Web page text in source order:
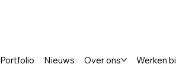
Portfolio Nieuws Over ons Werken